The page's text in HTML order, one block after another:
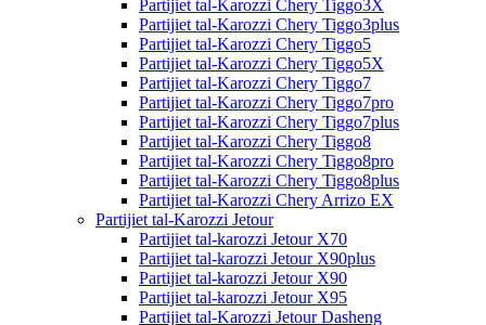
Partijiet tal-Karozzi Chery Tiggo3X
Partijiet tal-Karozzi Chery Tiggo3plus
Partijiet tal-Karozzi Chery Tiggo5
Partijiet tal-Karozzi Chery Tiggo5X
Partijiet tal-Karozzi Chery Tiggo7
Partijiet tal-Karozzi Chery Tiggo7pro
Partijiet tal-Karozzi Chery Tiggo7plus
Partijiet tal-Karozzi Chery Tiggo8
Partijiet tal-Karozzi Chery Tiggo8pro
Partijiet tal-Karozzi Chery Tiggo8plus
Partijiet tal-Karozzi Chery Arrizo EX
Partijiet tal-Karozzi Jetour
Partijiet tal-karozzi Jetour X70
Partijiet tal-karozzi Jetour X90plus
Partijiet tal-karozzi Jetour X90
Partijiet tal-karozzi Jetour X95
Partijiet tal-Karozzi Jetour Dasheng